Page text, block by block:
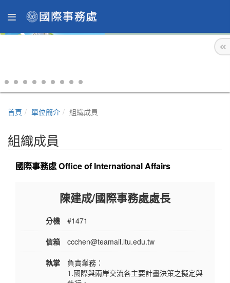
首頁 單位簡介 組織成員
組織成員
國際事務處 Office of International Affairs
陳建成/國際事務處處長
分機 #1471
信箱 ccchen@teamail.ltu.edu.tw
執掌
負責業務：
1.國際與兩岸交流各主要計畫決策之擬定與